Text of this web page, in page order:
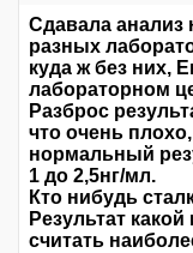
Сдавала анализ
разных
куда ж без них,
лабораторном
Разброс
что очень
нормальный
1 до 2,5нг/мл.
Кто нибудь
Результат
считать